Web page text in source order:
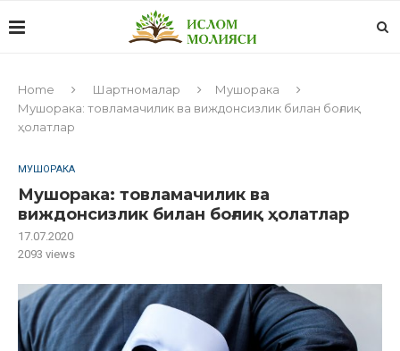
Home Шартномалар
Мушорака
Мушорака: товламачилик ва виждонсизлик билан боғлиқ
ҳолатлар
МУШОРАКА
Мушорака: товламачилик ва
виждонсизлик билан боғлиқ ҳолатлар
17.07.2020
2093 views